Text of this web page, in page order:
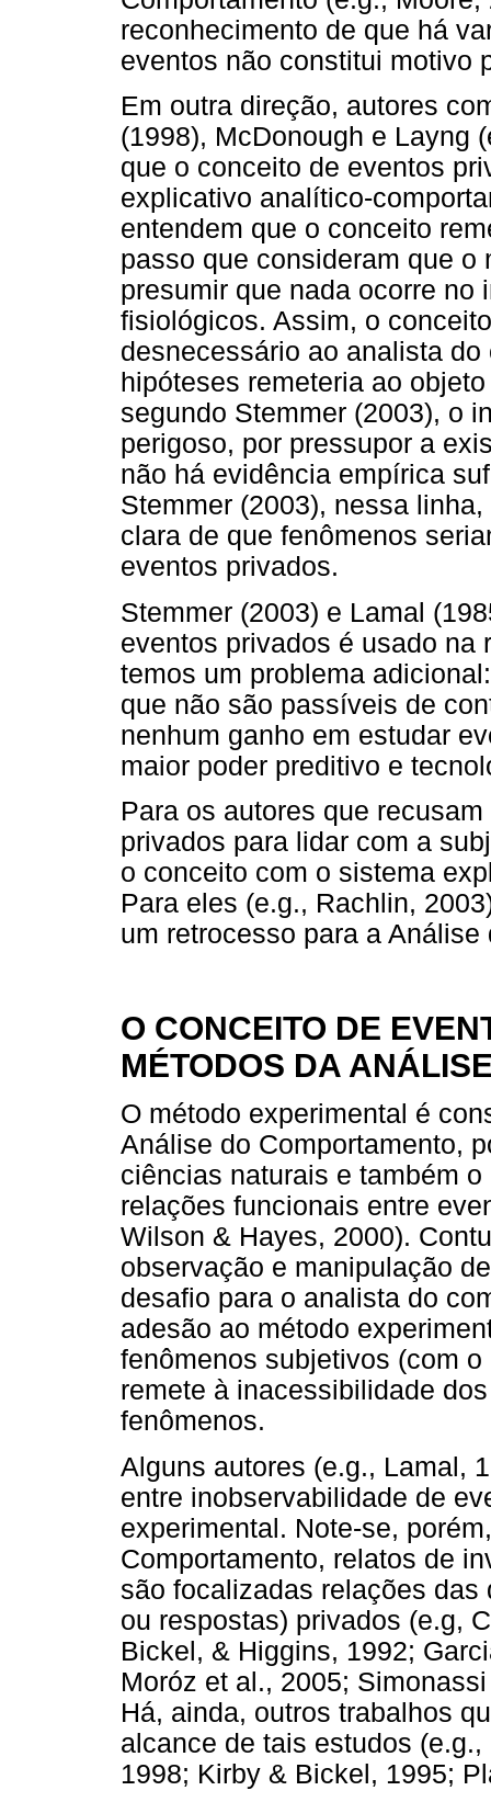
reconhecimento de que há
eventos não constitui motivo
Em outra direção, autores
(1998), McDonough e Layng
que o conceito de eventos
explicativo analítico-
entendem que o conceito
passo que consideram que
presumir que nada ocorre no
fisiológicos. Assim, o
desnecessário ao analista
hipóteses remeteria ao
segundo Stemmer (2003), o
perigoso, por pressupor a
não há evidência empírica
Stemmer (2003), nessa
clara de que fenômenos
eventos privados.
Stemmer (2003) e Lamal
eventos privados é usado na
temos um problema
que não são passíveis de
nenhum ganho em estudar
maior poder preditivo e
Para os autores que
privados para lidar com a
o conceito com o sistema
Para eles (e.g., Rachlin,
um retrocesso para a
O CONCEITO DE
MÉTODOS DA
O método experimental é
Análise do Comportamento,
ciências naturais e também
relações funcionais entre
Wilson & Hayes, 2000).
observação e manipulação
desafio para o analista do
adesão ao método
fenômenos subjetivos (com
remete à inacessibilidade
fenômenos.
Alguns autores (e.g., Lamal,
entre inobservabilidade de
experimental. Note-se,
Comportamento, relatos de
são focalizadas relações
ou respostas) privados (e.g,
Bickel, & Higgins, 1992;
Moróz et al., 2005;
Há, ainda, outros trabalhos
alcance de tais estudos
1998; Kirby & Bickel, 1995;